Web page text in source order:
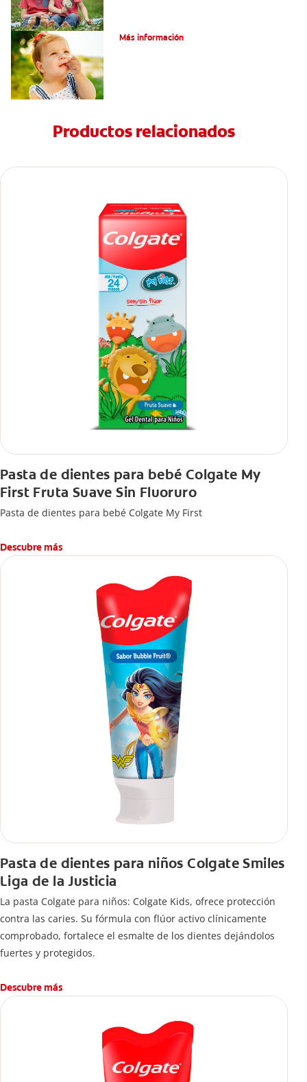
Más información
Productos relacionados
Pasta de dientes para bebé Colgate My
First Fruta Suave Sin Fluoruro
Pasta de dientes para bebé Colgate My First
Descubre más
Pasta de dientes para niños Colgate Smiles
Liga de la Justicia
La pasta Colgate para niños: Colgate Kids, ofrece protección
contra las caries. Su fórmula con flúor activo clínicamente
comprobado, fortalece el esmalte de los dientes dejándolos
fuertes y protegidos.
Descubre más